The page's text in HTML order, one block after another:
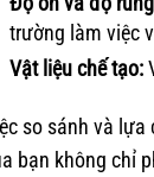
trường làm việc
Vật liệu chế tạo:
so sánh và
bạn không chỉ